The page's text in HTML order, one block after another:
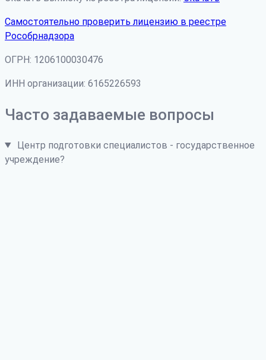
Самостоятельно проверить лицензию в реестре
Рособрнадзора
ОГРН: 1206100030476
ИНН организации: 6165226593
Часто задаваемые вопросы
Центр подготовки специалистов - государственное
учреждение?